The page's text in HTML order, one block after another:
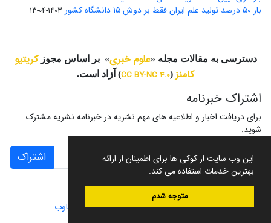
این وب سایت از کوکی ها برای اطمینان از ارائه
بهترین خدمات استفاده می کند.
متوجه شدم
بار ۵۰ درصد تولید علم ایران فقط بر دوش ۱۵ دانشگاه کشور 1403-04-13
دسترسی به مقالات مجله «علوم خبری» بر اساس مجوزکریتیو
کامنز (
CC BY-NC 4.0) آزاد است.
اشتراک خبرنامه
برای دریافت اخبار و اطلاعیه های مهم نشریه در خبرنامه نشریه مشترک
شوید.
اشتراک
سامانه مدیریت نشریات علمی.طراحی و پیاده سازی از سیناوب